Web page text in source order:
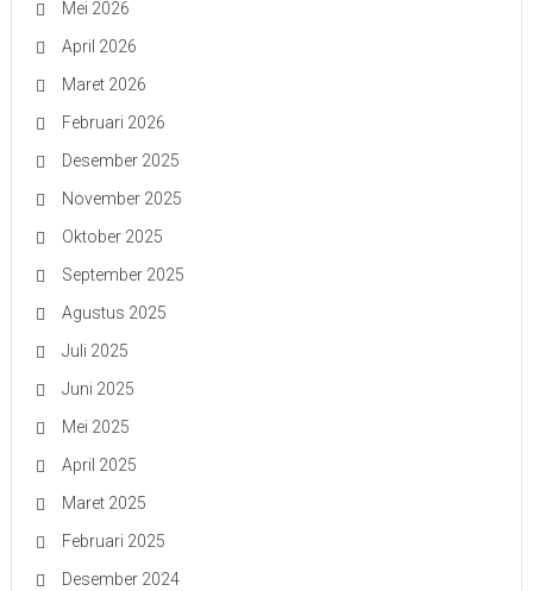
Mei 2026
April 2026
Maret 2026
Februari 2026
Desember 2025
November 2025
Oktober 2025
September 2025
Agustus 2025
Juli 2025
Juni 2025
Mei 2025
April 2025
Maret 2025
Februari 2025
Desember 2024